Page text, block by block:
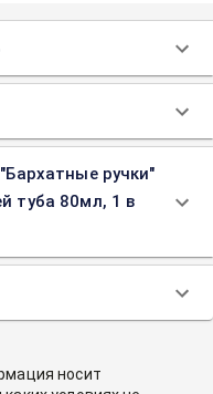
ручки"
туба 80мл, 1 в
носит